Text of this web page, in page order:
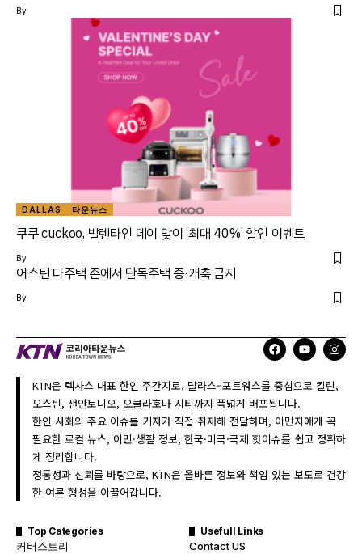
By
DALLAS 타운뉴스
쿠쿠 cuckoo, 발렌타인 데이 맞이 ‘최대 40%’ 할인 이벤트
By
어스틴 다주택 존에서 단독주택 증·개축 금지
By
KTN은 텍사스 대표 한인 주간지로, 달라스–포트워스를 중심으로 킬린,
오스틴, 샌안토니오, 오클라호마 시티까지 폭넓게 배포됩니다.
한인 사회의 주요 이슈를 기자가 직접 취재해 전달하며, 이민자에게 꼭
필요한 로컬 뉴스, 이민·생활 정보, 한국·미국·국제 핫이슈를 쉽고 정확하
게 정리합니다.
정통성과 신뢰를 바탕으로, KTN은 올바른 정보와 책임 있는 보도로 건강
한 여론 형성을 이끌어갑니다.
Top Categories
커버스토리
Usefull Links
Contact US